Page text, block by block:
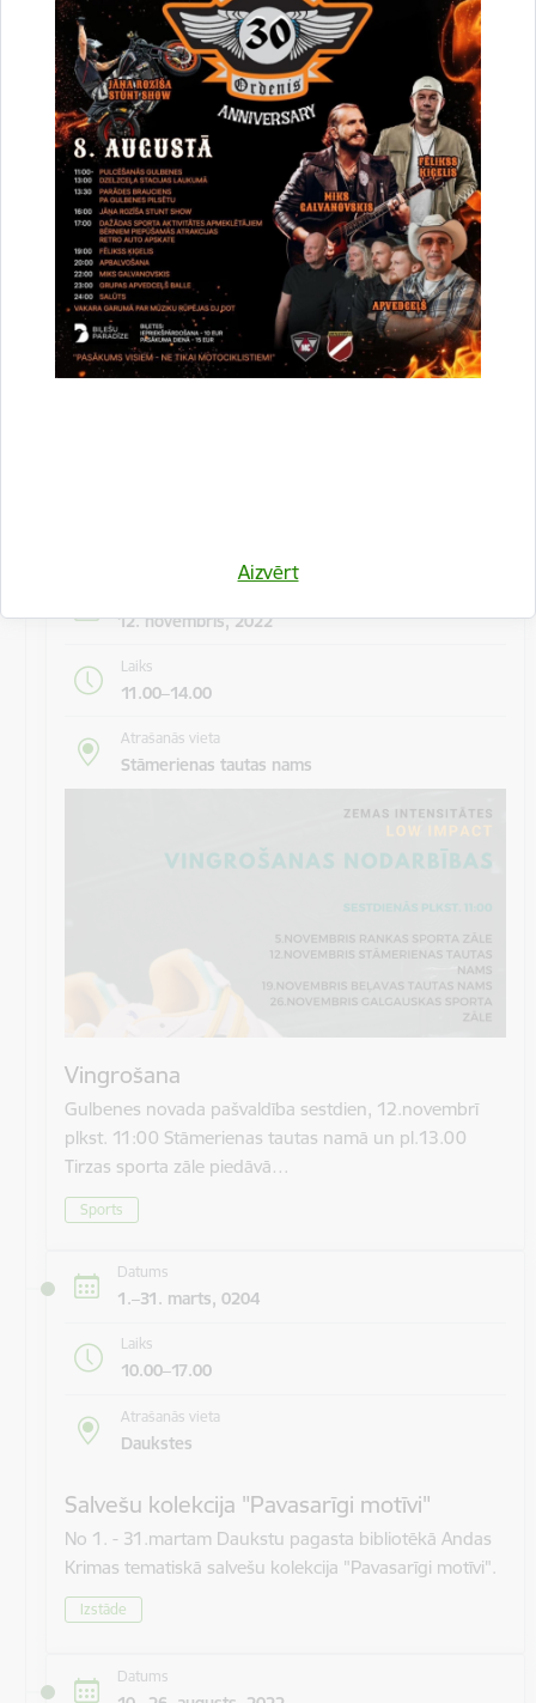
Aizvērt
10.00
Atrašanās vieta
Druvienas Latviskās dzīvesziņas centrs
12. novembris, 2022
Laiks
11.00–14.00
Atrašanās vieta
Stāmerienas tautas nams
Vingrošana
Gulbenes novada pašvaldība sestdien, 12.novembrī
plkst. 11:00 Stāmerienas tautas namā un pl.13.00
Tirzas sporta zāle piedāvā…
Sports
Datums
1.–31. marts, 0204
Laiks
10.00–17.00
Atrašanās vieta
Daukstes
Salvešu kolekcija "Pavasarīgi motīvi"
No 1. - 31.martam Daukstu pagasta bibliotēkā Andas
Krimas tematiskā salvešu kolekcija "Pavasarīgi motīvi".
Izstāde
Datums